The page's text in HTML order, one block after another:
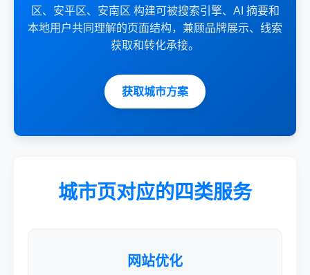
区、安平区、安南区 构建可被搜索引擎、AI 摘要和
本地用户共同理解的页面结构，兼顾品牌展示、线索
获取和转化承接。
获取城市方案
城市页对应的四类服务
网站优化